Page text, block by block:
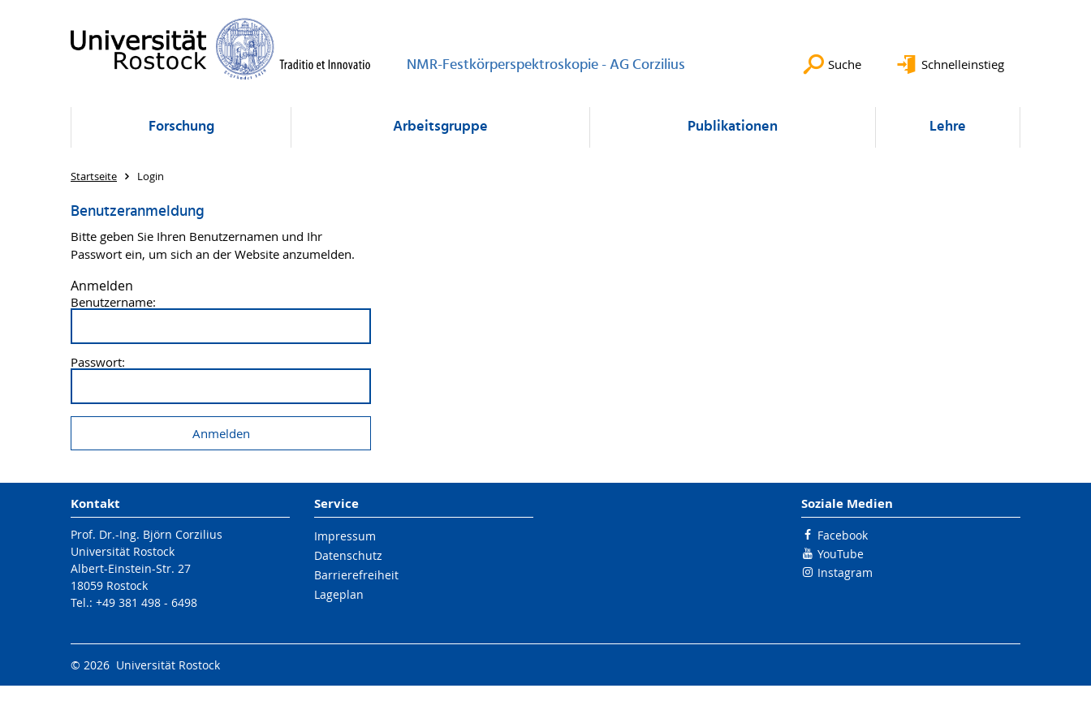
NMR-Festkörperspektroskopie - AG Corzilius Suche Schnelleinstieg
Forschung Arbeitsgruppe Publikationen Lehre
Startseite Login
Benutzeranmeldung
Bitte geben Sie Ihren Benutzernamen und Ihr
Passwort ein, um sich an der Website anzumelden.
Anmelden
Benutzername:
Passwort:
Kontakt
Prof. Dr.-Ing. Björn Corzilius
Universität Rostock
Albert-Einstein-Str. 27
18059 Rostock
Tel.: +49 381 498 - 6498
Service
Impressum
Datenschutz
Barrierefreiheit
Lageplan
Soziale Medien
Facebook
YouTube
Instagram
© 2026 Universität Rostock